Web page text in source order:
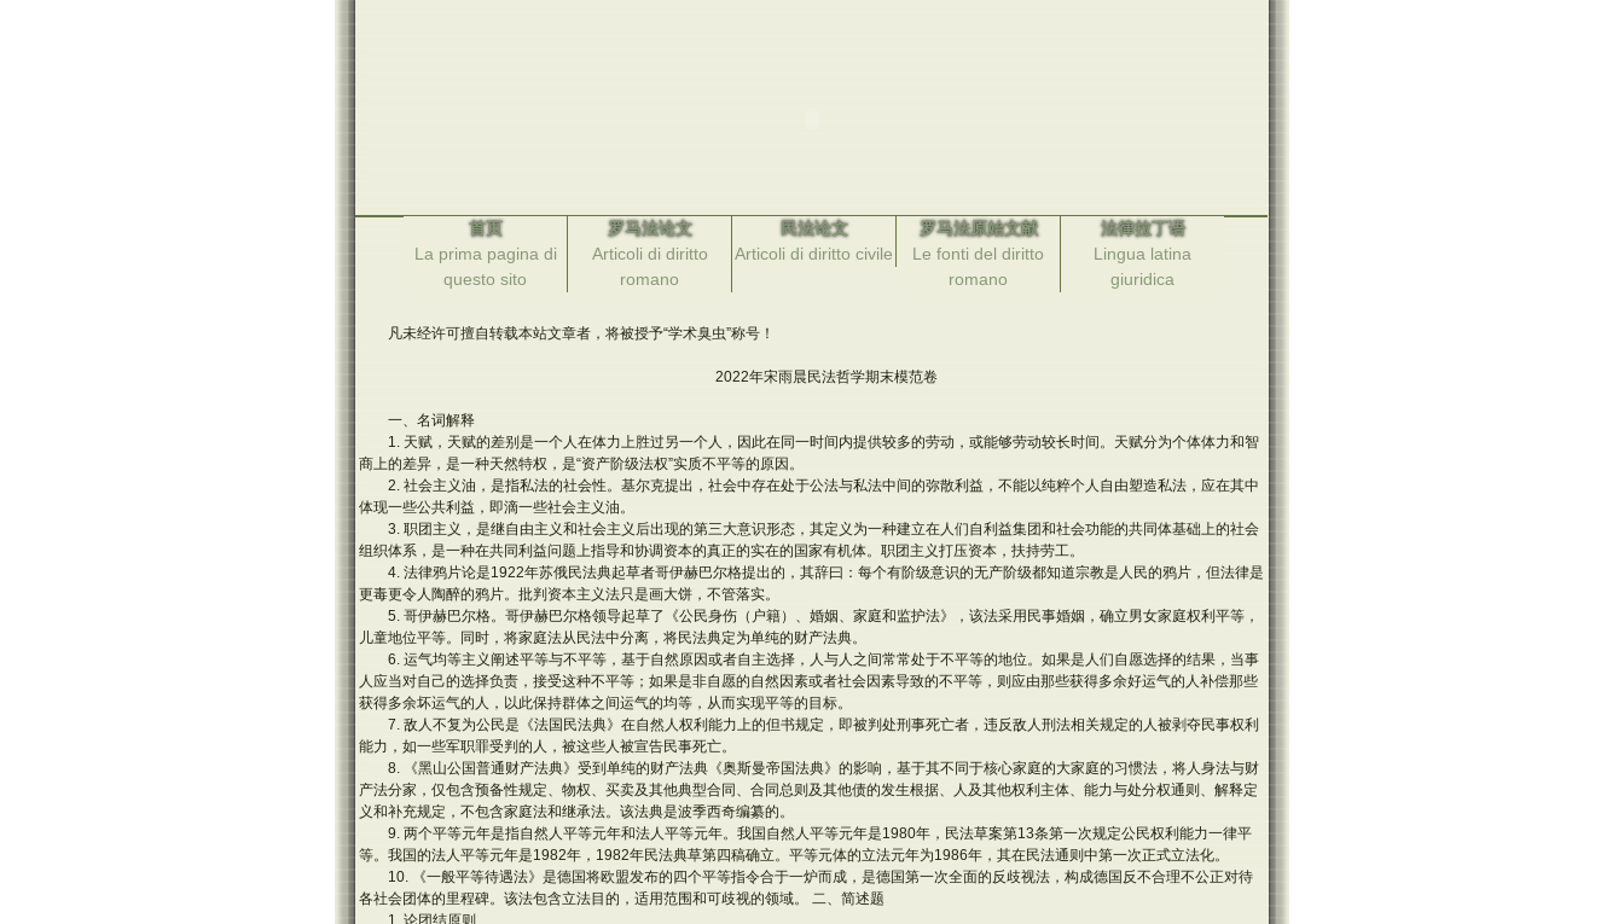
首页
La prima pagina di
questo sito
罗马法论文
Articoli di diritto
romano
民法论文
Articoli di diritto civile
罗马法原始文献
Le fonti del diritto
romano
法律拉丁语
Lingua latina
giuridica
凡未经许可擅自转载本站文章者，将被授予“学术臭虫”称号！
2022年宋雨晨民法哲学期末模范卷
一、名词解释
1. 天赋，天赋的差别是一个人在体力上胜过另一个人，因此在同一时间内提供较多的劳动，或能够劳动较长时间。天赋分为个体体力和智
商上的差异，是一种天然特权，是“资产阶级法权”实质不平等的原因。
2. 社会主义油，是指私法的社会性。基尔克提出，社会中存在处于公法与私法中间的弥散利益，不能以纯粹个人自由塑造私法，应在其中
体现一些公共利益，即滴一些社会主义油。
3. 职团主义，是继自由主义和社会主义后出现的第三大意识形态，其定义为一种建立在人们自利益集团和社会功能的共同体基础上的社会
组织体系，是一种在共同利益问题上指导和协调资本的真正的实在的国家有机体。职团主义打压资本，扶持劳工。
4. 法律鸦片论是1922年苏俄民法典起草者哥伊赫巴尔格提出的，其辞曰：每个有阶级意识的无产阶级都知道宗教是人民的鸦片，但法律是
更毒更令人陶醉的鸦片。批判资本主义法只是画大饼，不管落实。
5. 哥伊赫巴尔格。哥伊赫巴尔格领导起草了《公民身伤（户籍）、婚姻、家庭和监护法》，该法采用民事婚姻，确立男女家庭权利平等，
儿童地位平等。同时，将家庭法从民法中分离，将民法典定为单纯的财产法典。
6. 运气均等主义阐述平等与不平等，基于自然原因或者自主选择，人与人之间常常处于不平等的地位。如果是人们自愿选择的结果，当事
人应当对自己的选择负责，接受这种不平等；如果是非自愿的自然因素或者社会因素导致的不平等，则应由那些获得多余好运气的人补偿那些
获得多余坏运气的人，以此保持群体之间运气的均等，从而实现平等的目标。
7. 敌人不复为公民是《法国民法典》在自然人权利能力上的但书规定，即被判处刑事死亡者，违反敌人刑法相关规定的人被剥夺民事权利
能力，如一些军职罪受判的人，被这些人被宣告民事死亡。
8. 《黑山公国普通财产法典》受到单纯的财产法典《奥斯曼帝国法典》的影响，基于其不同于核心家庭的大家庭的习惯法，将人身法与财
产法分家，仅包含预备性规定、物权、买卖及其他典型合同、合同总则及其他债的发生根据、人及其他权利主体、能力与处分权通则、解释定
义和补充规定，不包含家庭法和继承法。该法典是波季西奇编纂的。
9. 两个平等元年是指自然人平等元年和法人平等元年。我国自然人平等元年是1980年，民法草案第13条第一次规定公民权利能力一律平
等。我国的法人平等元年是1982年，1982年民法典草第四稿确立。平等元体的立法元年为1986年，其在民法通则中第一次正式立法化。
10. 《一般平等待遇法》是德国将欧盟发布的四个平等指令合于一炉而成，是德国第一次全面的反歧视法，构成德国反不合理不公正对待
各社会团体的里程碑。该法包含立法目的，适用范围和可歧视的领域。 二、简述题
1. 论团结原则